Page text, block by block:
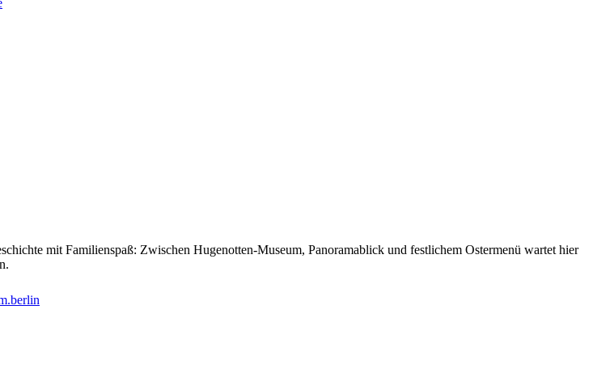
mit Familienspaß: Zwischen Hugenotten-Museum, Panoramablick und festlichem Ostermenü wartet hier